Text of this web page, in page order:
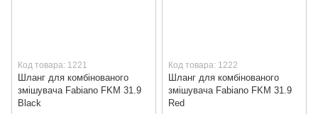
Код товара: 1221
Шланг для комбінованого
змішувача Fabiano FKM 31.9
Black
Код товара: 1222
Шланг для комбінованого
змішувача Fabiano FKM 31.9
Red